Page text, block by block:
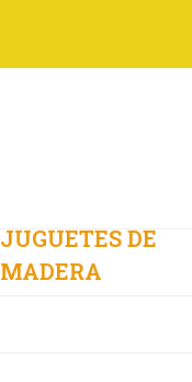
JUGUETES DE
MADERA